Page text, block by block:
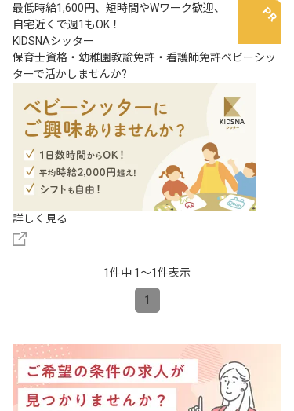
最低時給1,600円、短時間やWワーク歓迎、
自宅近くで週1もOK！
KIDSNAシッター
保育士資格・幼稚園教諭免許・看護師免許ベビーシッ
ターで活かしませんか?
詳しく見る
1件中 1〜1件表示
1